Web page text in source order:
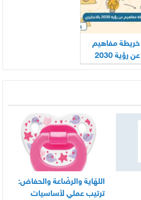
خريطة مفاهيم
عن رؤية 2030
بالانجليزي
اللهّاية والرضّاعة والحفاض:
ترتيب عملي لأساسيات